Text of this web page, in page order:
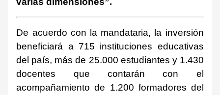
De acuerdo con la mandataria, la inversión
beneficiará a 715 instituciones educativas
del país, más de 25.000 estudiantes y 1.430
docentes que contarán con el
acompañamiento de 1.200 formadores del